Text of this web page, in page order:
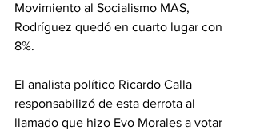
Movimiento al Socialismo MAS,
Rodríguez quedó en cuarto lugar con
8%.
El analista político Ricardo Calla
responsabilizó de esta derrota al
llamado que hizo Evo Morales a votar